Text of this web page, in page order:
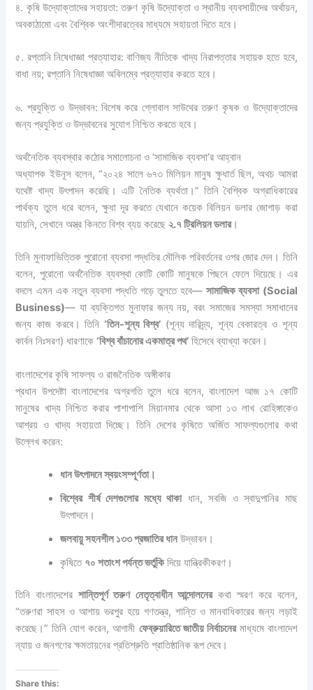
৪. কৃষি উদ্যোক্তাদের সহায়তা: তরুণ কৃষি উদ্যোক্তা ও স্থানীয় ব্যবসায়ীদের অর্থায়ন,
অবকাঠামো এবং বৈশ্বিক অংশীদারত্বের মাধ্যমে সহায়তা দিতে হবে।
৫. রপ্তানি নিষেধাজ্ঞা প্রত্যাহার: বাণিজ্য নীতিকে খাদ্য নিরাপত্তার সহায়ক হতে হবে,
বাধা নয়; রপ্তানি নিষেধাজ্ঞা অবিলম্বে প্রত্যাহার করতে হবে।
৬. প্রযুক্তি ও উদ্ভাবন: বিশেষ করে গ্লোবাল সাউথের তরুণ কৃষক ও উদ্যোক্তাদের
জন্য প্রযুক্তি ও উদ্ভাবনের সুযোগ নিশ্চিত করতে হবে।
অর্থনৈতিক ব্যবস্থার কঠোর সমালোচনা ও ‘সামাজিক ব্যবসা’র আহ্বান
অধ্যাপক ইউনূস বলেন, “২০২৪ সালে ৬৭৩ মিলিয়ন মানুষ ক্ষুধার্ত ছিল, অথচ আমরা
যথেষ্ট খাদ্য উৎপাদন করেছি। এটি নৈতিক ব্যর্থতা।” তিনি বৈশ্বিক অগ্রাধিকারের
পার্থক্য তুলে ধরে বলেন, ক্ষুধা দূর করতে যেখানে কয়েক বিলিয়ন ডলার জোগাড় করা
যায়নি, সেখানে অস্ত্র কিনতে বিশ্ব ব্যয় করেছে২.৭ ট্রিলিয়ন ডলার।
তিনি মুনাফাভিত্তিক পুরোনো ব্যবসা পদ্ধতির মৌলিক পরিবর্তনের ওপর জোর দেন। তিনি
বলেন, পুরোনো অর্থনৈতিক ব্যবস্থা কোটি কোটি মানুষকে পিছনে ফেলে দিয়েছে। এর
বদলে এমন এক নতুন ব্যবসা পদ্ধতি গড়ে তুলতে হবে—সামাজিক ব্যবসা (Social
Business)— যা ব্যক্তিগত মুনাফার জন্য নয়, বরং সমাজের সমস্যা সমাধানের
জন্য কাজ করবে। তিনি ‘তিন-শূন্য বিশ্ব’ (শূন্য দারিদ্র্য, শূন্য বেকারত্ব ও শূন্য
কার্বন নিঃসরণ) ধারণাকে ‘বিশ্ব বাঁচানোর একমাত্র পথ’ হিসেবে ব্যাখ্যা করেন।
বাংলাদেশের কৃষি সাফল্য ও রাজনৈতিক অঙ্গীকার
প্রধান উপদেষ্টা বাংলাদেশের অগ্রগতি তুলে ধরে বলেন, বাংলাদেশ আজ ১৭ কোটি
মানুষের খাদ্য নিশ্চিত করার পাশাপাশি মিয়ানমার থেকে আসা ১৩ লাখ রোহিঙ্গাকেও
আশ্রয় ও খাদ্য সহায়তা দিচ্ছে। তিনি দেশের কৃষিতে অর্জিত সাফল্যগুলোর কথা
উল্লেখ করেন:
ধান উৎপাদনে স্বয়ংসম্পূর্ণতা।
বিশ্বের শীর্ষ দেশগুলোর মধ্যে থাকাধান, সবজি ও স্বাদুপানির মাছ
উৎপাদনে।
জলবায়ু সহনশীল ১৩৩ প্রজাতির ধানউদ্ভাবন।
কৃষিতে ৭০ শতাংশ পর্যন্ত ভর্তুকি দিয়ে যান্ত্রিকীকরণ।
তিনি বাংলাদেশেরশান্তিপূর্ণ তরুণ নেতৃত্বাধীন আন্দোলনেরকথা স্মরণ করে বলেন,
“তরুণরা সাহস ও আশায় ভরপুর হয়ে গণতন্ত্র, শান্তি ও মানবাধিকারের জন্য লড়াই
করেছে।” তিনি যোগ করেন, আগামী ফেব্রুয়ারিতে জাতীয় নির্বাচনেরমাধ্যমে বাংলাদেশ
ন্যায় ও জনগণের ক্ষমতায়নের প্রতিশ্রুতি প্রাতিষ্ঠানিক রূপ দেবে।
Share this: